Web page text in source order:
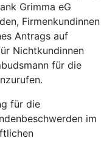
Grimma eG
Firmenkundinnen
Antrags auf
Nichtkundinnen
für die
für die
im